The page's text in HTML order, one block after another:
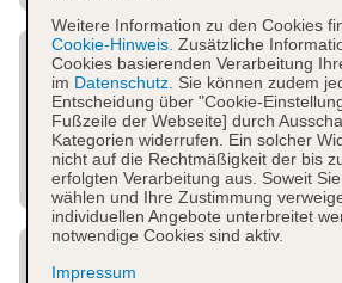
Weitere Information zu den Cookies
Cookie-Hinweis. Zusätzliche
Cookies basierenden Verarbeitung
im Datenschutz. Sie können zudem
Entscheidung über "Cookie-
Fußzeile der Webseite] durch
Kategorien widerrufen. Ein solcher
nicht auf die Rechtmäßigkeit der bis
erfolgten Verarbeitung aus. Soweit Sie
wählen und Ihre Zustimmung
individuellen Angebote unterbreitet
notwendige Cookies sind aktiv.
Impressum